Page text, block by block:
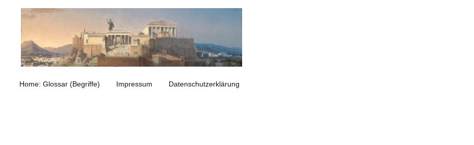
Home: Glossar (Begriffe) Impressum Datenschutzerklärung